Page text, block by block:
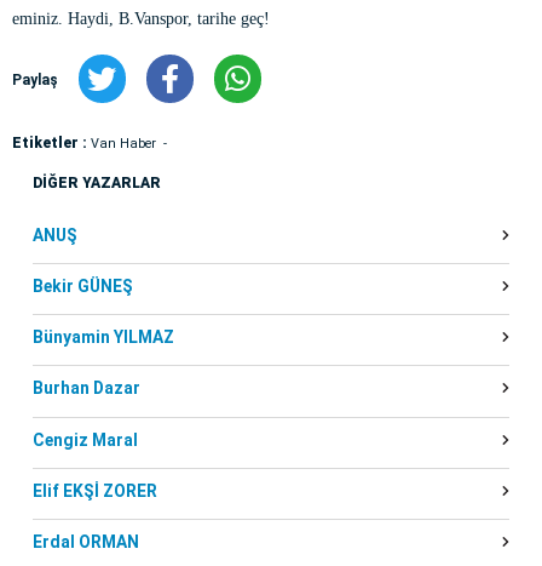
eminiz. Haydi, B.Vanspor, tarihe geç!
Paylaş
Etiketler : Van Haber
DİĞER YAZARLAR
ANUŞ
Bekir GÜNEŞ
Bünyamin YILMAZ
Burhan Dazar
Cengiz Maral
Elif EKŞİ ZORER
Erdal ORMAN